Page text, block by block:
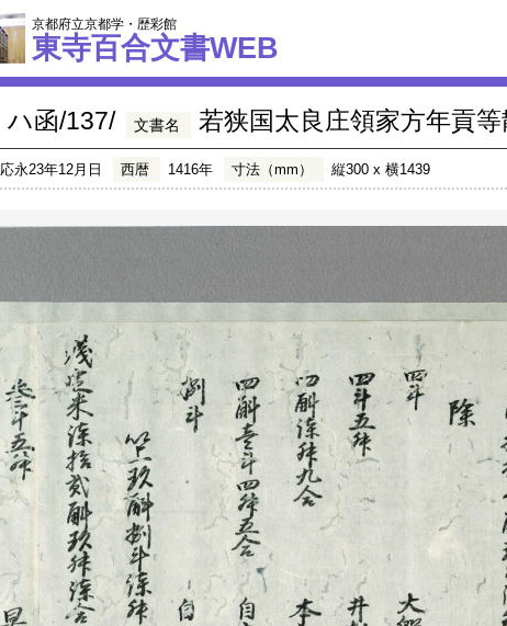
京都府立京都学・歴彩館
東寺百合文書WEB
ハ函/137/ 文書名 若狭国太良庄領家方年貢
応永23年12月日 西暦 1416年 寸法（mm） 縦300 x 横1439